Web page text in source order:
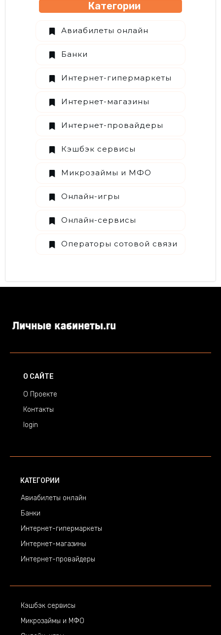
Категории
Авиабилеты онлайн
Банки
Интернет-гипермаркеты
Интернет-магазины
Интернет-провайдеры
Кэшбэк сервисы
Микрозаймы и МФО
Онлайн-игры
Онлайн-сервисы
Операторы сотовой связи
О САЙТЕ
О Проекте
Контакты
login
КАТЕГОРИИ
Авиабилеты онлайн
Банки
Интернет-гипермаркеты
Интернет-магазины
Интернет-провайдеры
Кэшбэк сервисы
Микрозаймы и МФО